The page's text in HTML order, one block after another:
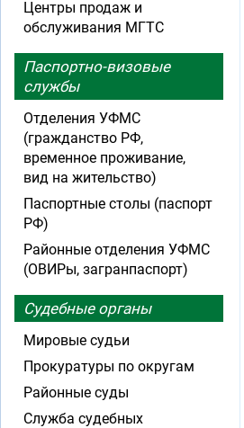
Центры продаж и
обслуживания МГТС
Паспортно-визовые
службы
Отделения УФМС
(гражданство РФ,
временное проживание,
вид на жительство)
Паспортные столы (паспорт
РФ)
Районные отделения УФМС
(ОВИРы, загранпаспорт)
Судебные органы
Мировые судьи
Прокуратуры по округам
Районные суды
Служба судебных